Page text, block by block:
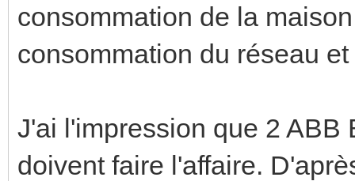
consommation de la
consommation du réseau
J'ai l'impression que 2 ABB
doivent faire l'affaire.